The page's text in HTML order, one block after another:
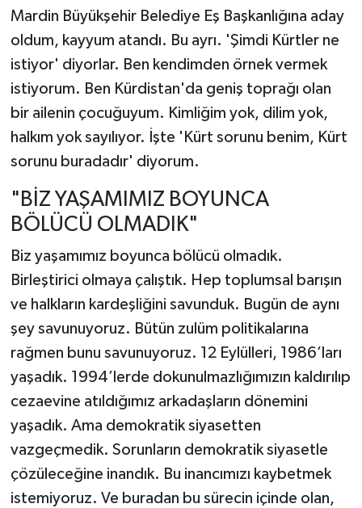
Mardin Büyükşehir Belediye Eş Başkanlığına aday
oldum, kayyum atandı. Bu ayrı. 'Şimdi Kürtler ne
istiyor' diyorlar. Ben kendimden örnek vermek
istiyorum. Ben Kürdistan'da geniş toprağı olan
bir ailenin çocuğuyum. Kimliğim yok, dilim yok,
halkım yok sayılıyor. İşte 'Kürt sorunu benim, Kürt
sorunu buradadır' diyorum.
"BİZ YAŞAMIMIZ BOYUNCA
BÖLÜCÜ OLMADIK"
Biz yaşamımız boyunca bölücü olmadık.
Birleştirici olmaya çalıştık. Hep toplumsal barışın
ve halkların kardeşliğini savunduk. Bugün de aynı
şey savunuyoruz. Bütün zulüm politikalarına
rağmen bunu savunuyoruz. 12 Eylülleri, 1986’ları
yaşadık. 1994’lerde dokunulmazlığımızın kaldırılıp
cezaevine atıldığımız arkadaşların dönemini
yaşadık. Ama demokratik siyasetten
vazgeçmedik. Sorunların demokratik siyasetle
çözüleceğine inandık. Bu inancımızı kaybetmek
istemiyoruz. Ve buradan bu sürecin içinde olan,